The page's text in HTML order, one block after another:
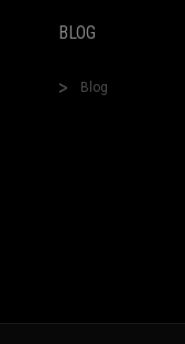
BLOG
Blog